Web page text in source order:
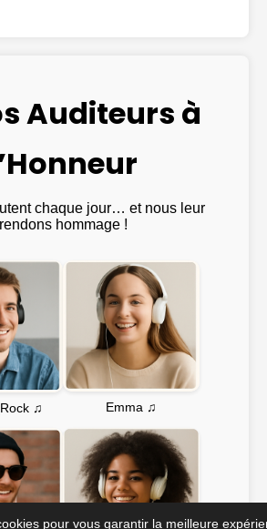
Auditeurs à
chaque jour… et nous leur
rendons hommage !
♫ Emma ♫
pour vous garantir la meilleure